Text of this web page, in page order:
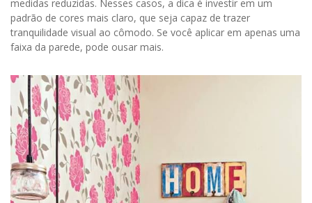
medidas reduzidas. Nesses casos, a dica é investir em um
padrão de cores mais claro, que seja capaz de trazer
tranquilidade visual ao cômodo. Se você aplicar em apenas uma
faixa da parede, pode ousar mais.